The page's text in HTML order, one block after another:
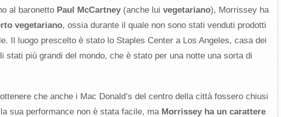
al baronetto Paul McCartney(anche lui vegetariano), Morrissey ha
vegetariano, ossia durante il quale non sono stati venduti prodotti
Il luogo prescelto è stato lo Staples Center a Los Angeles, casa dei
stati più grandi del mondo, che è stato per una notte una sorta di
che anche i Mac Donald’s del centro della città fossero chiusi
sua performance non è stata facile, ma Morrissey ha un carattere